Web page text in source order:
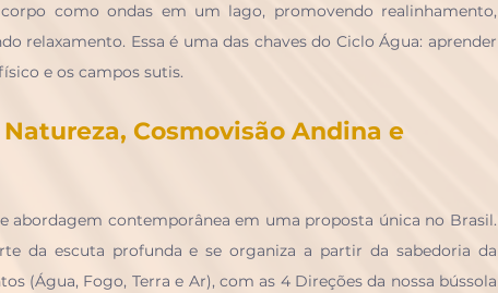
como ondas em um lago, promovendo realinhamento,
relaxamento. Essa é uma das chaves do Ciclo Água: aprender
e os campos sutis.
Cosmovisão Andina e
abordagem contemporânea em uma proposta única no Brasil.
da escuta profunda e se organiza a partir da sabedoria da
(Água, Fogo, Terra e Ar), com as 4 Direções da nossa bússola